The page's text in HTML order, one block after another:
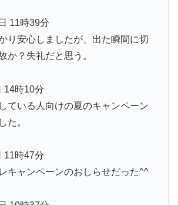
11時39分
り安心しましたが、出た瞬間に切
か？失礼だと思う。
14時10分
ている人向けの夏のキャンペーン
た。
11時47分
キャンペーンのおしらせだった^^